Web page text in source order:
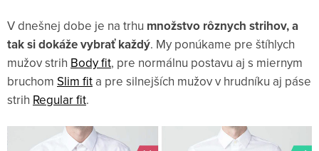
V dnešnej dobe je na trhu množstvo rôznych strihov, a
tak si dokáže vybrať každý. My ponúkame pre štíhlych
mužov strih Body fit, pre normálnu postavu aj s miernym
bruchom Slim fit a pre silnejších mužov v hrudníku aj páse
strih Regular fit.